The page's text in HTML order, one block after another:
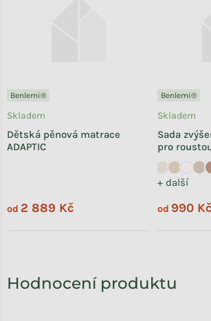
Hodnocení produktu
Benlemi®
Dětská pěnová matrace
ADAPTIC
Skladem
od 2 889 Kč
Benlemi®
Sada
pro
+ další
Skladem
od 990 Kč